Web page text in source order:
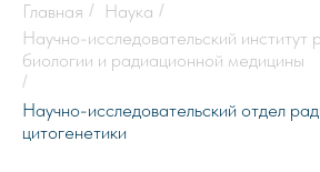
Главная / Наука /
Научно-исследовательский институт
биологии и радиационной медицины
/
Научно-исследовательский отдел
цитогенетики